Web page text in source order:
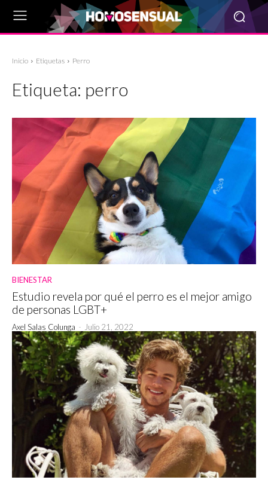
Inicio Etiquetas Perro
Etiqueta: perro
BIENESTAR
Estudio revela por qué el perro es el mejor amigo
de personas LGBT+
Axel Salas Colunga - Julio 21, 2022